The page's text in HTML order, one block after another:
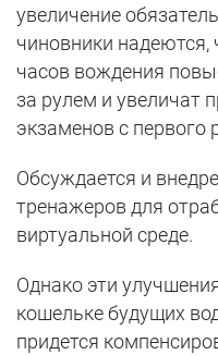
увеличение
чиновники надеются,
часов вождения
за рулем и увеличат
экзаменов с первого
Обсуждается и
тренажеров для
виртуальной среде.
Однако эти
кошельке будущих
придется